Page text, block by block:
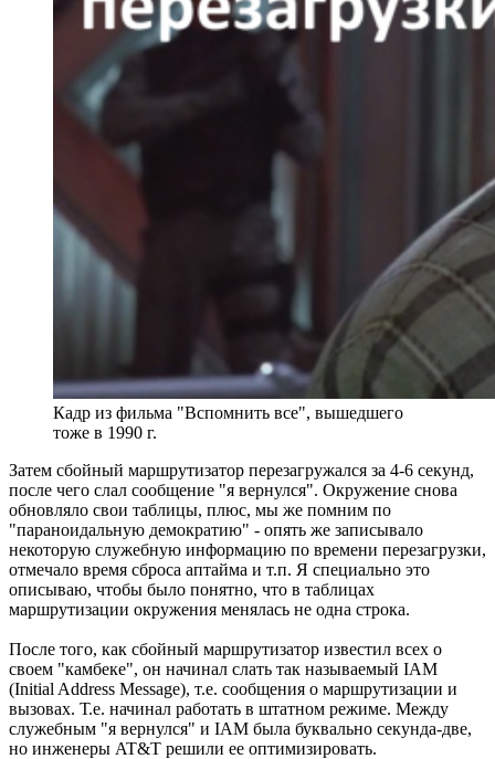
Кадр из фильма "Вспомнить все", вышедшего
тоже в 1990 г.
Затем сбойный маршрутизатор перезагружался за 4-6 секунд,
после чего слал сообщение "я вернулся". Окружение снова
обновляло свои таблицы, плюс, мы же помним по
"параноидальную демократию" - опять же записывало
некоторую служебную информацию по времени перезагрузки,
отмечало время сброса аптайма и т.п. Я специально это
описываю, чтобы было понятно, что в таблицах
маршрутизации окружения менялась не одна строка.
После того, как сбойный маршрутизатор известил всех о
своем "камбеке", он начинал слать так называемый IAM
(Initial Address Message), т.е. сообщения о маршрутизации и
вызовах. Т.е. начинал работать в штатном режиме. Между
служебным "я вернулся" и IAM была буквально секунда-две,
но инженеры AT&T решили ее оптимизировать.